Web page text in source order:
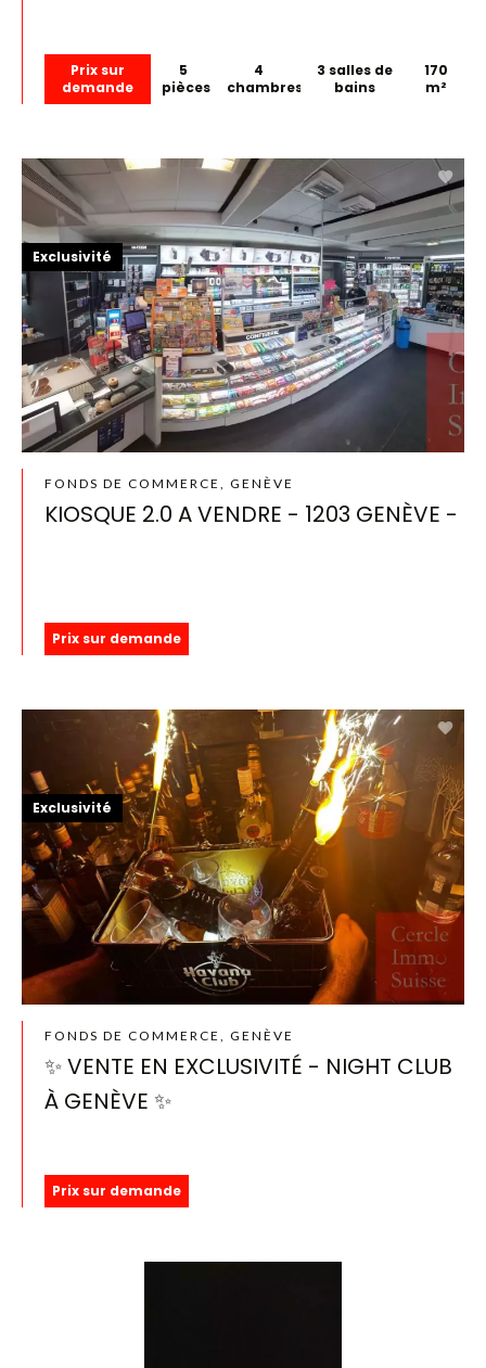
Prix sur
demande
5
pièces
4
chambres
3 salles de
bains
170
m²
FONDS DE COMMERCE, GENÈVE
KIOSQUE 2.0 A VENDRE - 1203 GENÈVE -
Prix sur demande
Exclusivité
FONDS DE COMMERCE, GENÈVE
✨ VENTE EN EXCLUSIVITÉ - NIGHT CLUB
À GENÈVE ✨
Prix sur demande
Exclusivité